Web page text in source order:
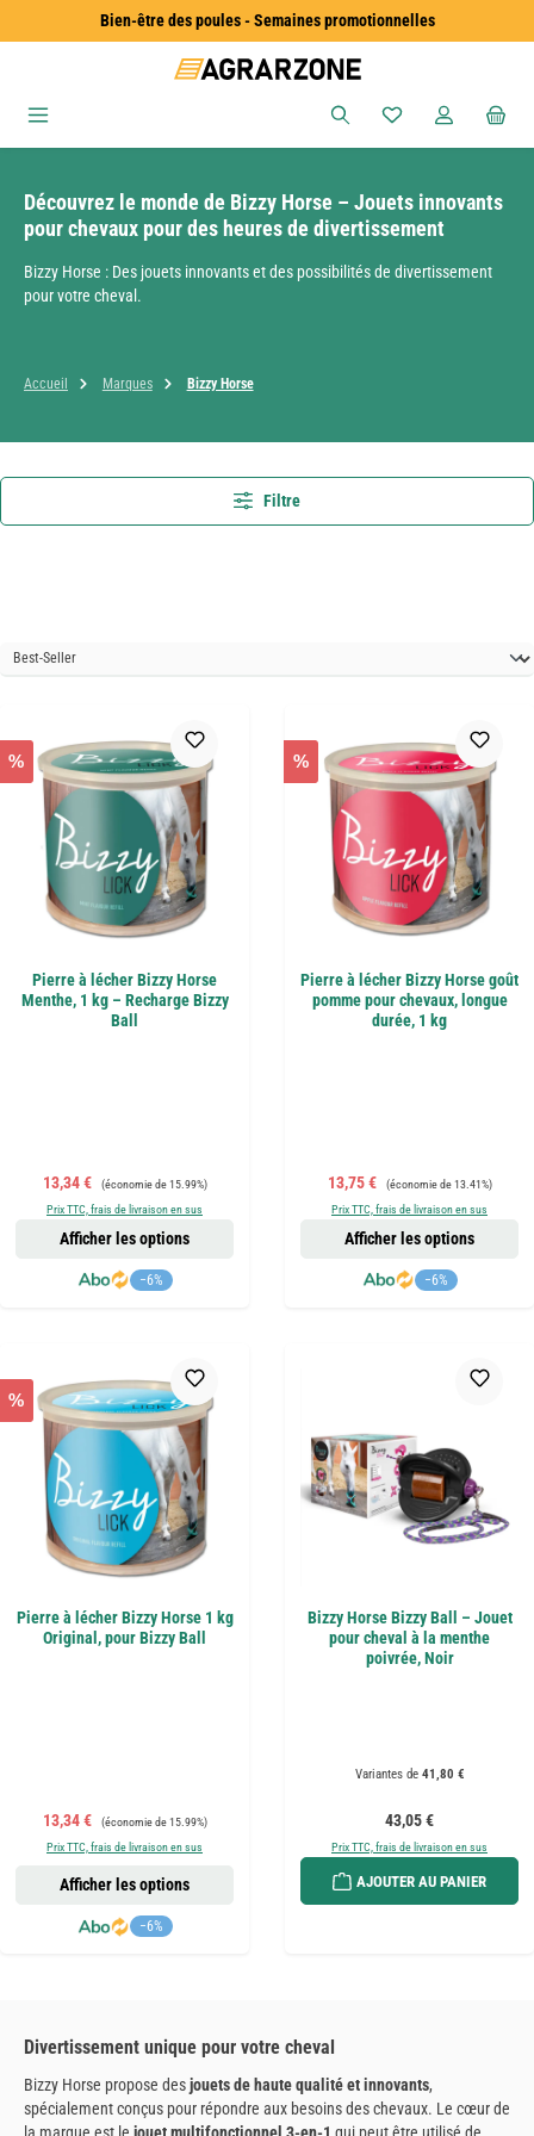
Passer au contenu principalBien-être des poules - Semaines promotionnelles
Vous avez 0
Découvrez le monde de Bizzy Horse – Jouets innovants
pour chevaux pour des heures de divertissement
Bizzy Horse : Des jouets innovants et des possibilités de divertissement
pour votre cheval.
Accueil Marques Bizzy Horse
Filtre
%
Pierre à lécher Bizzy Horse
Menthe, 1 kg – Recharge Bizzy
Ball
Prix de vente :
13,34 € Prix régulier :
(économie de 15.99%)
Prix TTC, frais de livraison en sus
−6%
Afficher les options
%
Pierre à lécher Bizzy Horse goût
pomme pour chevaux, longue
durée, 1 kg
Prix de vente :
13,75 € Prix régulier :
(économie de 13.41%)
Prix TTC, frais de livraison en sus
−6%
Afficher les options
%
Pierre à lécher Bizzy Horse 1 kg
Original, pour Bizzy Ball
Prix de vente :
13,34 € Prix régulier :
(économie de 15.99%)
Prix TTC, frais de livraison en sus
−6%
Afficher les options
Bizzy Horse Bizzy Ball – Jouet
pour cheval à la menthe
poivrée, Noir
Variantes de41,80 €
Prix régulier :
43,05 €
Prix TTC, frais de livraison en sus
AJOUTER AU PANIER
Divertissement unique pour votre cheval
Bizzy Horse propose desjouets de haute qualité et innovants,
spécialement conçus pour répondre aux besoins des chevaux. Le cœur de